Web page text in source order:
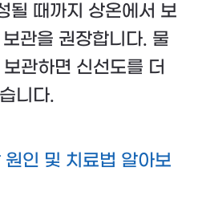
될 때까지 상온에서 보
관을 권장합니다. 물
관하면 신선도를 더
니다.
인 및 치료법 알아보